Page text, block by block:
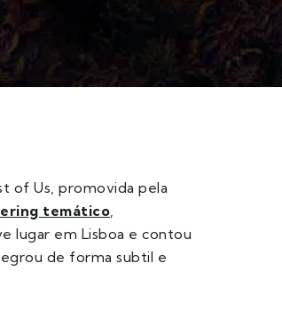
of Us, promovida pela
temático,
lugar em Lisboa e contou
de forma subtil e